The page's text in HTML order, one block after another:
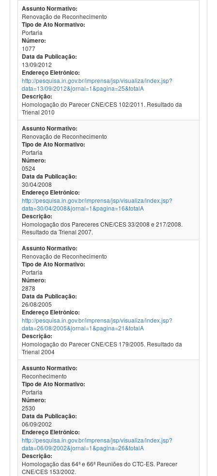
Assunto Normativo:
Renovação de Reconhecimento
Tipo de Ato Normativo:
Portaria
Número:
1077
Data da Publicação:
13/09/2012
Endereço Eletrônico:
http://pesquisa.in.gov.br/imprensa/jsp/visualiza/index.jsp?
data=13/09/2012&jornal=1&pagina=25&totalA
Descrição:
Homologação do Parecer CNE/CES 102/2011. Resultado da
Trienal 2010
Assunto Normativo:
Renovação de Reconhecimento
Tipo de Ato Normativo:
Portaria
Número:
0524
Data da Publicação:
30/04/2008
Endereço Eletrônico:
http://pesquisa.in.gov.br/imprensa/jsp/visualiza/index.jsp?
data=30/04/2008&jornal=1&pagina=16&totalA
Descrição:
Homologação dos Pareceres CNE/CES 33/2008 e 217/2008.
Resultado da Trienal 2007.
Assunto Normativo:
Renovação de Reconhecimento
Tipo de Ato Normativo:
Portaria
Número:
2878
Data da Publicação:
26/08/2005
Endereço Eletrônico:
http://pesquisa.in.gov.br/imprensa/jsp/visualiza/index.jsp?
data=26/08/2005&jornal=1&pagina=21&totalA
Descrição:
Homologação do Parecer CNE/CES 179/2005. Resultado da
Trienal 2004
Assunto Normativo:
Reconhecimento
Tipo de Ato Normativo:
Portaria
Número:
2530
Data da Publicação:
06/09/2002
Endereço Eletrônico:
http://pesquisa.in.gov.br/imprensa/jsp/visualiza/index.jsp?
data=06/09/2002&jornal=1&pagina=26&totalA
Descrição:
Homologação das 64ª e 66ª Reuniões do CTC-ES. Parecer
CNE/CES 153/2002.